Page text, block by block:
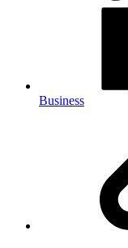
Business